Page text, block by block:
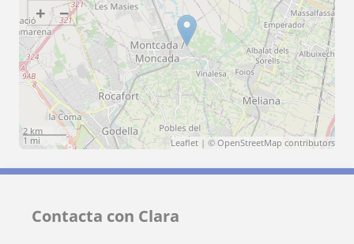
+ −
2 km
1 mi
Leaflet | © OpenStreetMap contributors
Contacta con Clara